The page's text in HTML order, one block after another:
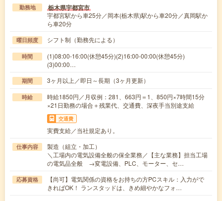
勤務地 栃木県宇都宮市
宇都宮駅から車25分／岡本(栃木県)駅から車20分／真岡駅か
ら車20分
曜日頻度 シフト制（勤務先による）
時間
(1)08:00-16:00(休憩45分)(2)16:00-00:00(休憩45分)
(3)00:00…
期間 3ヶ月以上／即日～長期（3ヶ月更新）
時給
時給1850円／月収例：281、663円＝1、850円×7時間15分
×21日勤務の場合＋残業代、交通費、深夜手当別途支給
交通費
実費支給／当社規定あり。
仕事内容
製造（組立・加工）
＼工場内の電気設備全般の保全業務／【主な業務】担当工場
の電気品全般 →変電設備、PLC、モーター、セ…
応募資格
【尚可】電気関係の資格をお持ちの方PCスキル：入力がで
きればOK！ ランスタッドは、きめ細やかなフォ…